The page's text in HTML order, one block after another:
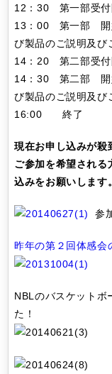
12：30 第一部受付
13：00 第一部 開
び製品のご説明及び
14：20 第二部受付
14：30 第二部 開
び製品のご説明及び
16:00 終了
現在お申し込みが殺
ご参加を希望される
込みをお願いします。
参
昨年の第２回体感会
NBLのバスケットボ
た！